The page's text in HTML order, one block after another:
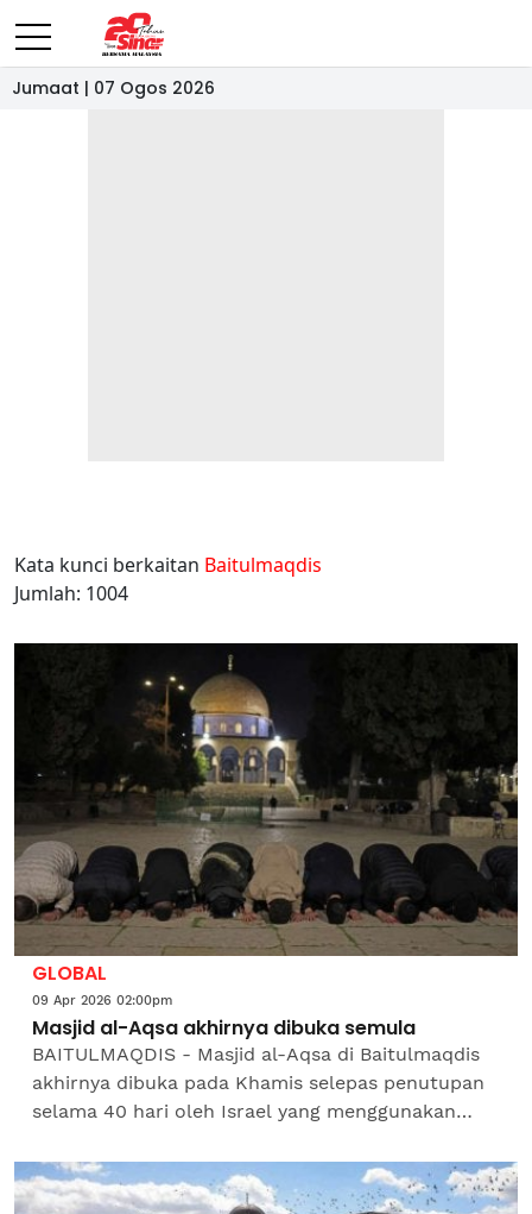
Jumaat | 07 Ogos 2026
Kata kunci berkaitan Baitulmaqdis
Jumlah: 1004
GLOBAL
09 Apr 2026 02:00pm
Masjid al-Aqsa akhirnya dibuka semula
BAITULMAQDIS - Masjid al-Aqsa di Baitulmaqdis
akhirnya dibuka pada Khamis selepas penutupan
selama 40 hari oleh Israel yang menggunakan
dan Israel...